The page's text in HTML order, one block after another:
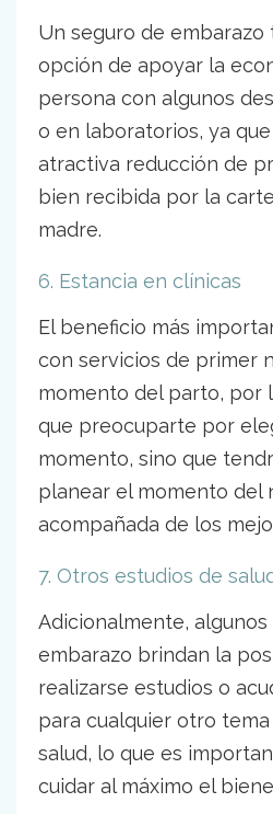
Un seguro de
opción de apoyar la
persona con algunos
o en laboratorios, ya
atractiva reducción de
bien recibida por la
madre.
6. Estancia en clínicas
El beneficio más
con servicios de primer
momento del parto, por
que preocuparte por
momento, sino que
planear el momento del
acompañada de los
7. Otros estudios de
Adicionalmente, algunos
embarazo brindan la
realizarse estudios o
para cualquier otro
salud, lo que es
cuidar al máximo el